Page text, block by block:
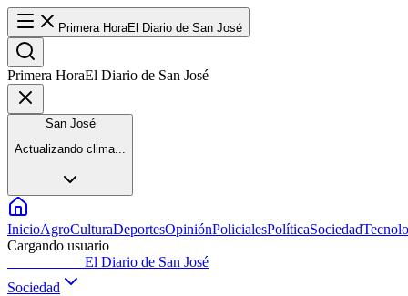
Primera HoraEl Diario de San José
Primera HoraEl Diario de San José
San José
Actualizando clima...
InicioAgroCulturaDeportesOpiniónPolicialesPolíticaSociedad
Cargando usuario
El Diario de San José
Sociedad